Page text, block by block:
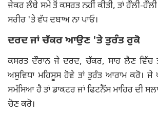
ਜੇਕਰ ਲੰਬੇ ਸਮੇਂ ਤੋਂ ਕਸਰਤ ਨਹੀਂ ਕੀਤੀ, ਤਾਂ ਹੌਲੀ-
ਸਰੀਰ 'ਤੇ ਵੱਧ ਦਬਾਅ ਨਾ ਪਾਓ।
ਦਰਦ ਜਾਂ ਚੱਕਰ ਆਉਣ 'ਤੇ ਤੁਰੰਤ ਰੁਕੋ
ਕਸਰਤ ਦੌਰਾਨ ਜੇ ਦਰਦ, ਚੱਕਰ, ਸਾਹ ਲੈਣ ਵਿੱਚ
ਅਸੁਵਿਧਾ ਮਹਿਸੂਸ ਹੋਵੇ ਤਾਂ ਤੁਰੰਤ ਆਰਾਮ ਕਰੋ। ਜੇ
ਸਮੱਸਿਆ ਹੈ ਤਾਂ ਡਾਕਟਰ ਜਾਂ ਫਿਟਨੈੱਸ ਮਾਹਿਰ ਦੀ
ਚੋਣ ਕਰੋ।